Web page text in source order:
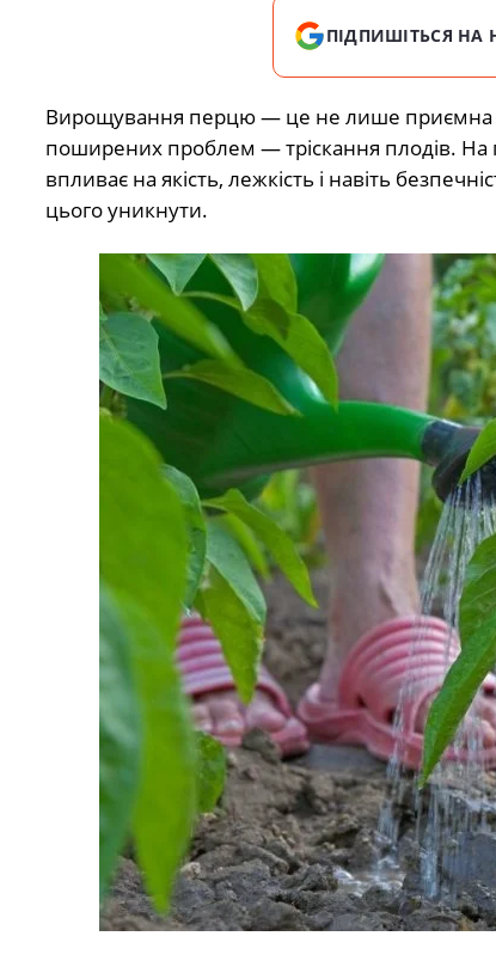
ПІДПИШІТЬСЯ НА
Вирощування перцю — це не лише приємна
поширених проблем — тріскання плодів. На
впливає на якість, лежкість і навіть
цього уникнути.